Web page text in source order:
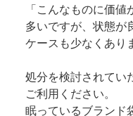
「こんなものに価
多いですが、状態が
ケースも少なくあり
処分を検討されてい
ご利用ください。
眠っているブランド